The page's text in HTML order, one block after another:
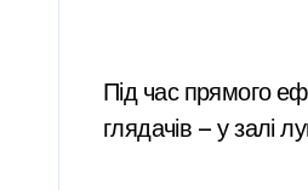
Під час прямого
глядачів — у залі